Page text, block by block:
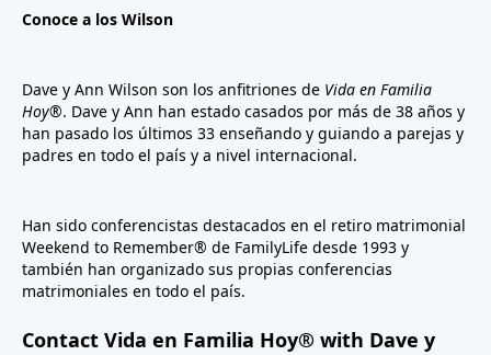
Conoce a los Wilson
Dave y Ann Wilson son los anfitriones de Vida en Familia
Hoy®. Dave y Ann han estado casados por más de 38 años y
han pasado los últimos 33 enseñando y guiando a parejas y
padres en todo el país y a nivel internacional.
Han sido conferencistas destacados en el retiro matrimonial
Weekend to Remember® de FamilyLife desde 1993 y
también han organizado sus propias conferencias
matrimoniales en todo el país.
Contact Vida en Familia Hoy® with Dave y